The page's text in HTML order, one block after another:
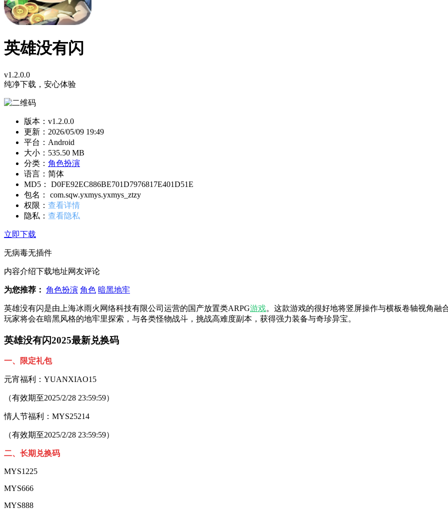
英雄没有闪
v1.2.0.0
纯净下载，安心体验
版本：v1.2.0.0
更新： 2026/05/09 19:49
平台：Android
大小：535.50 MB
分类： 角色扮演
语言：简体
MD5： D0FE92EC886BE701D7976817E401D51E
包名： com.sqw.yxmys.yxmys_ztzy
权限： 查看详情
隐私： 查看隐私
立即下载
无病毒无插件
内容介绍下载地址网友评论
为您推荐： 角色扮演 角色 暗黑地牢
英雄没有闪是由上海冰雨火网络科技有限公司运营的国产放置类ARPG游戏。这款游戏的很好地将竖屏操作与横板卷轴视角融
玩家将会在暗黑风格的地牢里探索，与各类怪物战斗，挑战高难度副本，获得强力装备与奇珍异宝。
英雄没有闪2025最新兑换码
一、限定礼包
元宵福利：YUANXIAO15
（有效期至2025/2/28 23:59:59）
情人节福利：MYS25214
（有效期至2025/2/28 23:59:59）
二、长期兑换码
MYS1225
MYS666
MYS888